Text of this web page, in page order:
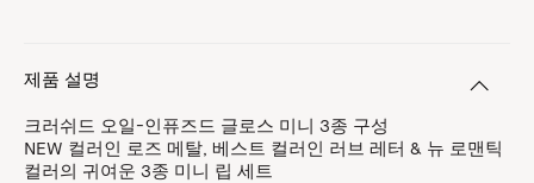
제품 설명
크러쉬드 오일-인퓨즈드 글로스 미니 3종 구성
NEW 컬러인 로즈 메탈, 베스트 컬러인 러브 레터 & 뉴 로맨틱
컬러의 귀여운 3종 미니 립 세트